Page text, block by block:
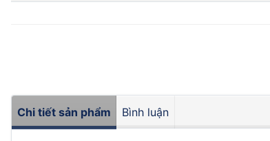
Chi tiết sản phẩm Bình luận